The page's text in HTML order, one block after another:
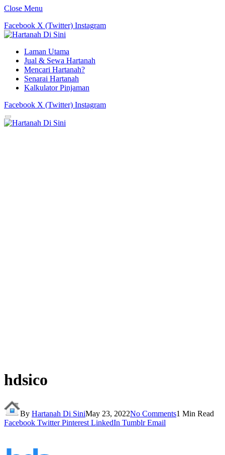
Close Menu
Facebook X (Twitter) Instagram
Laman Utama
Jual & Sewa Hartanah
Mencari Hartanah?
Senarai Hartanah
Kalkulator Pinjaman
Facebook X (Twitter) Instagram
hdsico
By Hartanah Di SiniMay 23, 2022No Comments1 Min Read
Facebook Twitter Pinterest LinkedIn Tumblr Email